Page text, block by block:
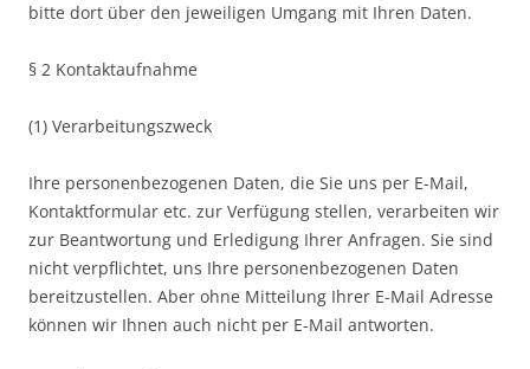
bitte dort über den jeweiligen Umgang mit Ihren Daten.
§ 2 Kontaktaufnahme
(1) Verarbeitungszweck
Ihre personenbezogenen Daten, die Sie uns per E-Mail,
Kontaktformular etc. zur Verfügung stellen, verarbeiten wir
zur Beantwortung und Erledigung Ihrer Anfragen. Sie sind
nicht verpflichtet, uns Ihre personenbezogenen Daten
bereitzustellen. Aber ohne Mitteilung Ihrer E-Mail Adresse
können wir Ihnen auch nicht per E-Mail antworten.